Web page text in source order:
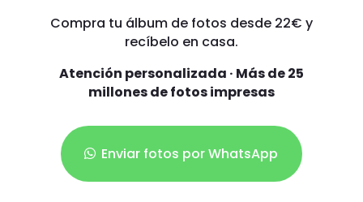
Compra tu álbum de fotos desde 22€ y
recíbelo en casa.
Atención personalizada · Más de 25
millones de fotos impresas
Enviar fotos por WhatsApp